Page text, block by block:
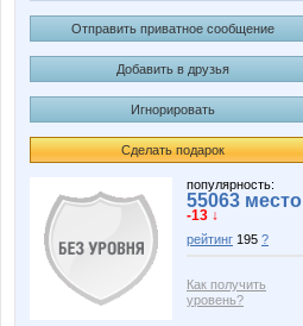
Отправить приватное сообщение
Добавить в друзья
Игнорировать
Сделать подарок
популярность:
55063 место
-13 ↓
рейтинг 195 ?
Как получить
уровень?